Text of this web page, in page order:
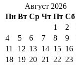
Август 2026
Пн Вт Ср Чт Пт Сб
1
2
4
5 6 7 8 9
11
12 13 14 15 16
18 19 20 21 22 23